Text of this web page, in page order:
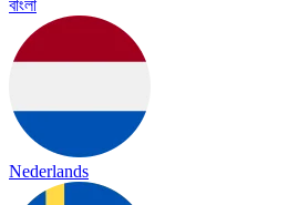
বাংলা
Nederlands